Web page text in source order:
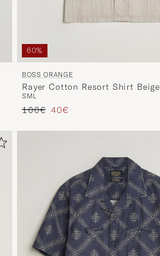
60%
BOSS ORANGE
Rayer Cotton Resort Shirt Beige
SML
Tavallinen hinta
100€ Alennettu hinta
40€